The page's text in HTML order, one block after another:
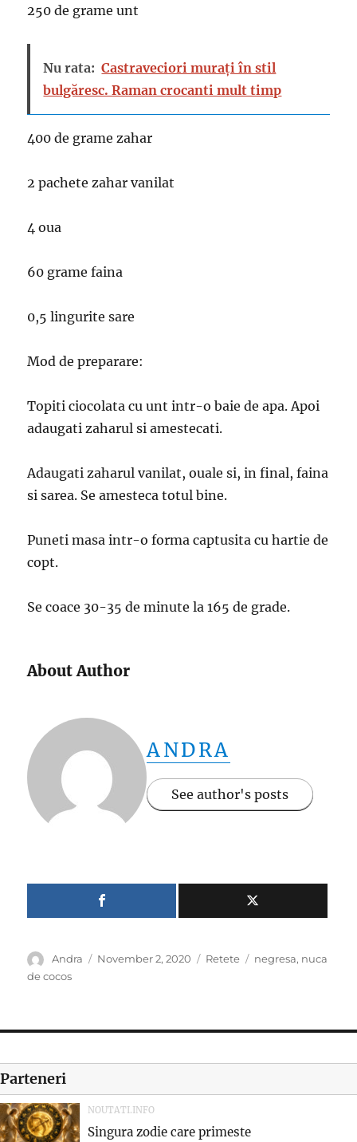
250 de grame unt
Nu rata: Castraveciori murați în stil
bulgăresc. Raman crocanti mult timp
400 de grame zahar
2 pachete zahar vanilat
4 oua
60 grame faina
0,5 lingurite sare
Mod de preparare:
Topiti ciocolata cu unt intr-o baie de apa. Apoi
adaugati zaharul si amestecati.
Adaugati zaharul vanilat, ouale si, in final, faina
si sarea. Se amesteca totul bine.
Puneti masa intr-o forma captusita cu hartie de
copt.
Se coace 30-35 de minute la 165 de grade.
About Author
ANDRA
See author's posts
Author
Andra
Posted
November 2, 2020 Categories
Retete Tags
negresa, nuca
de cocos
Parteneri
NOUTATI.INFO
Singura zodie care primeste